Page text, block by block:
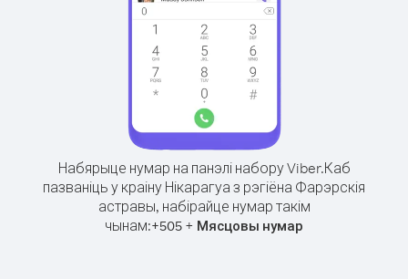
Набярыце нумар на панэлі набору Viber.Каб
пазваніць у краіну Нікарагуа з рэгіёна Фарэрскія
астравы, набірайце нумар такім
чынам:+505 + Мясцовы нумар